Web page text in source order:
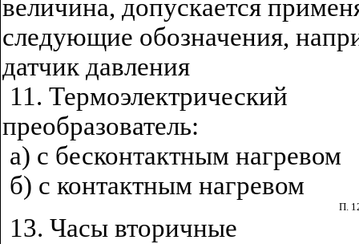
величина, допускается
следующие обозначения,
датчик давления
11. Термоэлектрический
преобразователь:
а) с бесконтактным нагревом
б) с контактным нагревом
П.
13. Часы вторичные